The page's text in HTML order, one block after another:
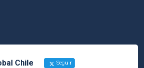
Chile Seguir